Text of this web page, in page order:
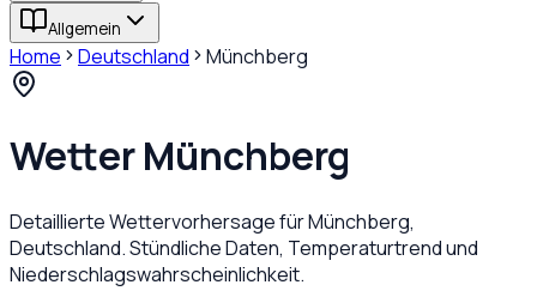
Allgemein
Home Deutschland Münchberg
WetterMünchberg
Detaillierte Wettervorhersage fürMünchberg,
Deutschland. Stündliche Daten, Temperaturtrend und
Niederschlagswahrscheinlichkeit.